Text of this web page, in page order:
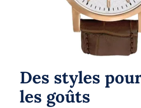
Des styles
les goûts